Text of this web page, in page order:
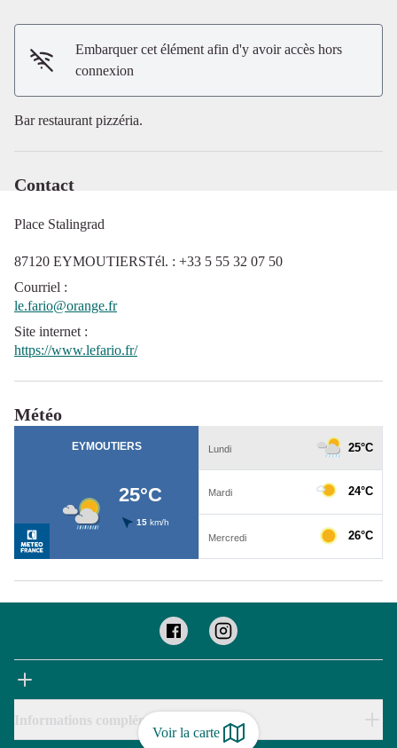
Voir la carte
Voir l'image en plein écran
Embarquer cet élément afin d'y avoir accès hors
connexion
Bar restaurant pizzéria.
Contact
Place Stalingrad
87120 EYMOUTIERSTél. : +33 5 55 32 07 50
Courriel :
le.fario@orange.fr
Site internet :
https://www.lefario.fr/
Météo
Informations complémentaires